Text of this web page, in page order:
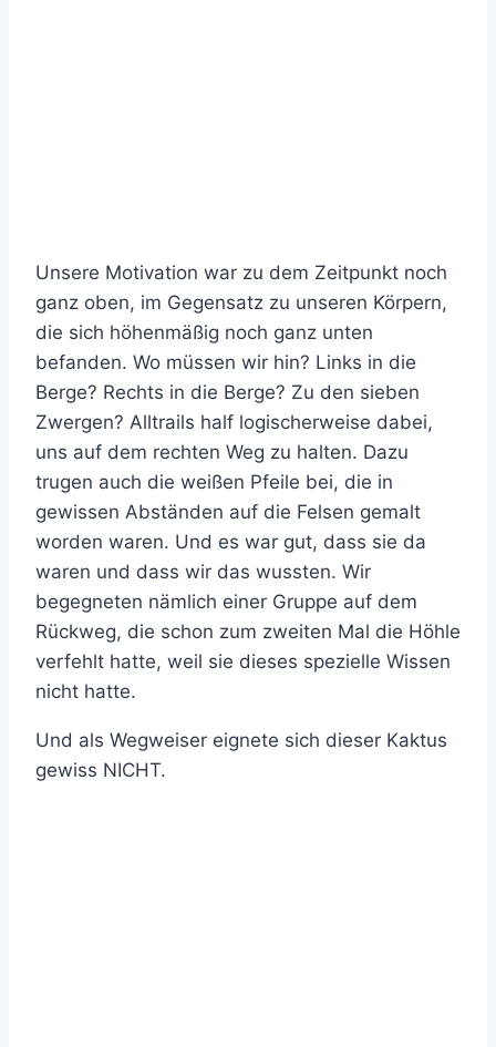
Unsere Motivation war zu dem Zeitpunkt noch
ganz oben, im Gegensatz zu unseren Körpern,
die sich höhenmäßig noch ganz unten
befanden. Wo müssen wir hin? Links in die
Berge? Rechts in die Berge? Zu den sieben
Zwergen? Alltrails half logischerweise dabei,
uns auf dem rechten Weg zu halten. Dazu
trugen auch die weißen Pfeile bei, die in
gewissen Abständen auf die Felsen gemalt
worden waren. Und es war gut, dass sie da
waren und dass wir das wussten. Wir
begegneten nämlich einer Gruppe auf dem
Rückweg, die schon zum zweiten Mal die Höhle
verfehlt hatte, weil sie dieses spezielle Wissen
nicht hatte.
Und als Wegweiser eignete sich dieser Kaktus
gewiss NICHT.